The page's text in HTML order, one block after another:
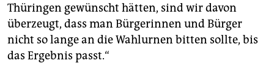
Thüringen gewünscht hätten, sind wir davon
überzeugt, dass man Bürgerinnen und Bürger
nicht so lange an die Wahlurnen bitten sollte, bis
das Ergebnis passt.“